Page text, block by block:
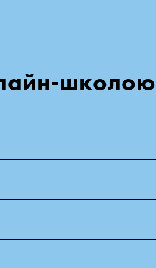
школою